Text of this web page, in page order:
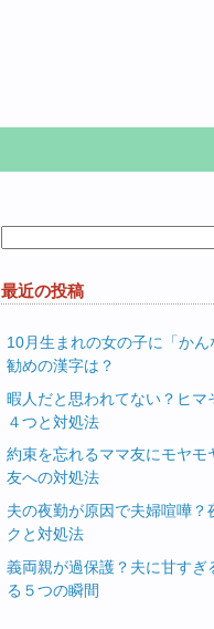
最近の投稿
10月生まれの女の子に「か
勧めの漢字は？
暇人だと思われてない？ヒマ
４つと対処法
約束を忘れるママ友にモヤ
友への対処法
夫の夜勤が原因で夫婦喧嘩？
クと対処法
義両親が過保護？夫に甘すぎ
る５つの瞬間